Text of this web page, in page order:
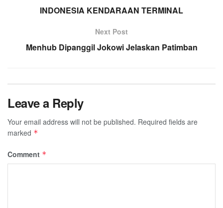
INDONESIA KENDARAAN TERMINAL
Next Post
Menhub Dipanggil Jokowi Jelaskan Patimban
Leave a Reply
Your email address will not be published. Required fields are
marked *
Comment *